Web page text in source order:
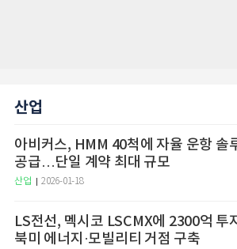
산업
아비커스, HMM 40척에 자율 운항 솔
공급…단일 계약 최대 규모
산업 2026-01-18
LS전선, 멕시코 LSCMX에 2300억 투
북미 에너지·모빌리티 거점 구축